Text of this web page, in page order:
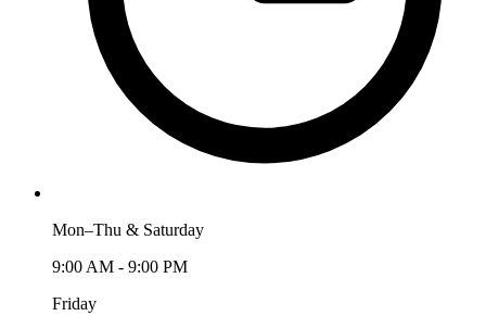
Mon–Thu & Saturday
9:00 AM - 9:00 PM
Friday